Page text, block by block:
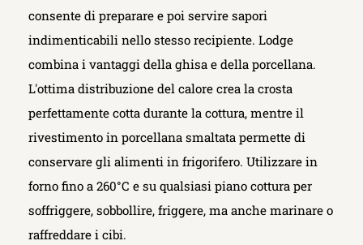
consente di preparare e poi servire sapori
indimenticabili nello stesso recipiente. Lodge
combina i vantaggi della ghisa e della porcellana.
L'ottima distribuzione del calore crea la crosta
perfettamente cotta durante la cottura, mentre il
rivestimento in porcellana smaltata permette di
conservare gli alimenti in frigorifero. Utilizzare in
forno fino a 260°C e su qualsiasi piano cottura per
soffriggere, sobbollire, friggere, ma anche marinare o
raffreddare i cibi.